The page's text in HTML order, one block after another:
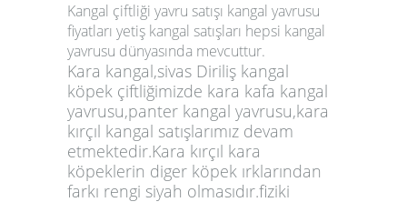
Kangal çiftliği yavru satışı kangal yavrusu
fiyatları yetiş kangal satışları hepsi kangal
yavrusu dünyasında mevcuttur.
Kara kangal,sivas Diriliş kangal
köpek çiftliğimizde kara kafa kangal
yavrusu,panter kangal yavrusu,kara
kırçıl kangal satışlarımız devam
etmektedir.Kara kırçıl kara
köpeklerin diger köpek ırklarından
farkı rengi siyah olmasıdır.fiziki